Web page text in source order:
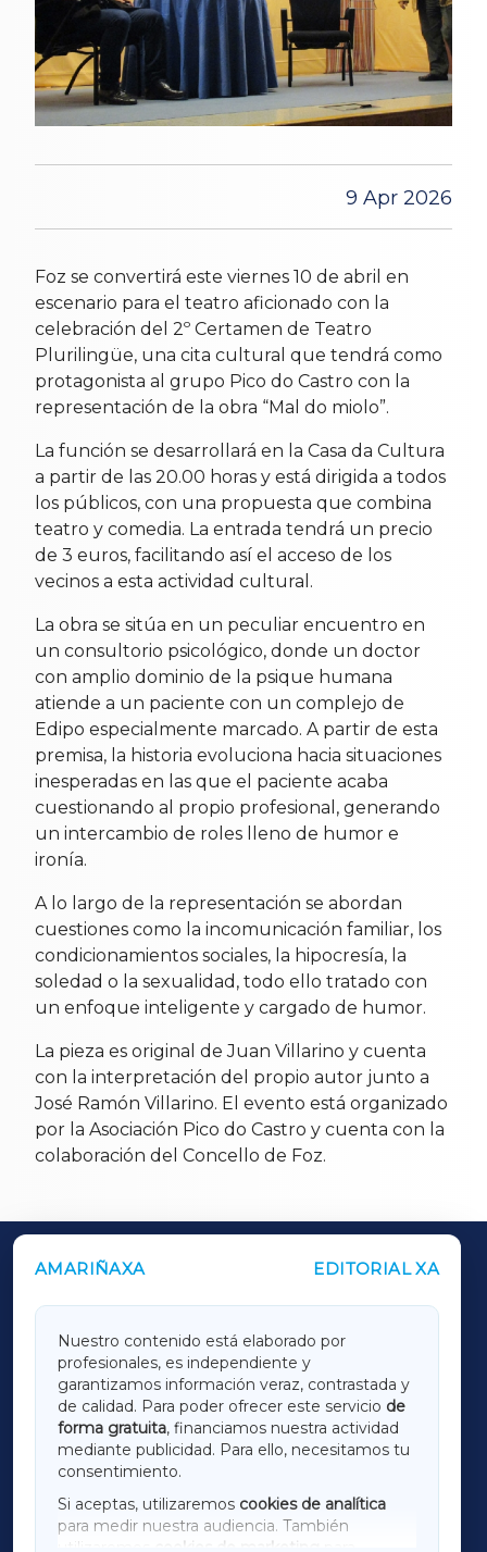
9 Apr 2026
Foz se convertirá este viernes 10 de abril en
escenario para el teatro aficionado con la
celebración del 2º Certamen de Teatro
Plurilingüe, una cita cultural que tendrá como
protagonista al grupo Pico do Castro con la
representación de la obra “Mal do miolo”.
La función se desarrollará en la Casa da Cultura
a partir de las 20.00 horas y está dirigida a todos
los públicos, con una propuesta que combina
teatro y comedia. La entrada tendrá un precio
de 3 euros, facilitando así el acceso de los
vecinos a esta actividad cultural.
La obra se sitúa en un peculiar encuentro en
un consultorio psicológico, donde un doctor
con amplio dominio de la psique humana
atiende a un paciente con un complejo de
Edipo especialmente marcado. A partir de esta
premisa, la historia evoluciona hacia situaciones
inesperadas en las que el paciente acaba
cuestionando al propio profesional, generando
un intercambio de roles lleno de humor e
ironía.
A lo largo de la representación se abordan
cuestiones como la incomunicación familiar, los
condicionamientos sociales, la hipocresía, la
soledad o la sexualidad, todo ello tratado con
un enfoque inteligente y cargado de humor.
La pieza es original de Juan Villarino y cuenta
con la interpretación del propio autor junto a
José Ramón Villarino. El evento está organizado
por la Asociación Pico do Castro y cuenta con la
colaboración del Concello de Foz.
AMARIÑAXA EDITORIAL XA
Nuestro contenido está elaborado por
profesionales, es independiente y
garantizamos información veraz, contrastada y
de calidad. Para poder ofrecer este servicio de
forma gratuita, financiamos nuestra actividad
mediante publicidad. Para ello, necesitamos tu
consentimiento.
Si aceptas, utilizaremos cookies de analítica
para medir nuestra audiencia. También
utilizaremos
cookies de marketing
OUTROS PERIÓDICOS
LUGOXA
TERRACHAXA
AMARIÑAXA